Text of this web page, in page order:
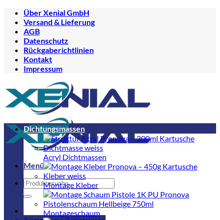
Zum
Inhalt
springen
Über Xenial GmbH
Versand & Lieferung
AGB
Datenschutz
Rückgaberichtlinien
Kontakt
Impressum
Menü
Suchen
nach:
Dichtungsmassen
Acryl Dichtmassen
Montage Kleber
Montageschaum